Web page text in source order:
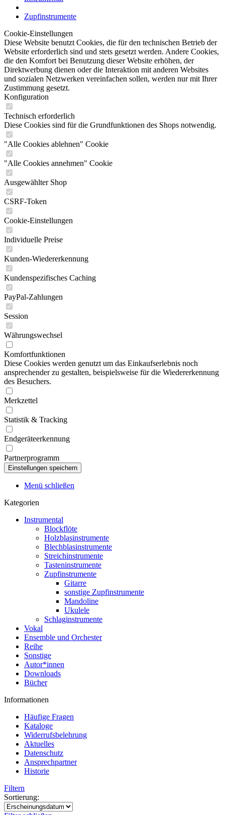
Zupfinstrumente
Cookie-Einstellungen
Diese Website benutzt Cookies, die für den technischen Betrieb der
Website erforderlich sind und stets gesetzt werden. Andere Cookies,
die den Komfort bei Benutzung dieser Website erhöhen, der
Direktwerbung dienen oder die Interaktion mit anderen Websites
und sozialen Netzwerken vereinfachen sollen, werden nur mit Ihrer
Zustimmung gesetzt.
Konfiguration
Technisch erforderlich
Diese Cookies sind für die Grundfunktionen des Shops notwendig.
"Alle Cookies ablehnen" Cookie
"Alle Cookies annehmen" Cookie
Ausgewählter Shop
CSRF-Token
Cookie-Einstellungen
Individuelle Preise
Kunden-Wiedererkennung
Kundenspezifisches Caching
PayPal-Zahlungen
Session
Währungswechsel
Komfortfunktionen
Diese Cookies werden genutzt um das Einkaufserlebnis noch
ansprechender zu gestalten, beispielsweise für die Wiedererkennung
des Besuchers.
Merkzettel
Statistik & Tracking
Endgeräteerkennung
Partnerprogramm
Menü schließen
Kategorien
Instrumental
Blockflöte
Holzblasinstrumente
Blechblasinstrumente
Streichinstrumente
Tasteninstrumente
Zupfinstrumente
Gitarre
sonstige Zupfinstrumente
Mandoline
Ukulele
Schlaginstrumente
Vokal
Ensemble und Orchester
Reihe
Sonstige
Autor*innen
Downloads
Bücher
Informationen
Häufige Fragen
Kataloge
Widerrufsbelehrung
Aktuelles
Datenschutz
Ansprechpartner
Historie
Filtern
Sortierung: